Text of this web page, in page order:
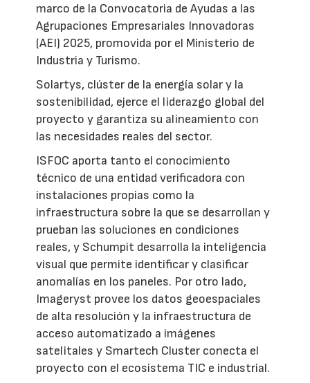
marco de la Convocatoria de Ayudas a las
Agrupaciones Empresariales Innovadoras
(AEI) 2025, promovida por el Ministerio de
Industria y Turismo.
Solartys, clúster de la energía solar y la
sostenibilidad, ejerce el liderazgo global del
proyecto y garantiza su alineamiento con
las necesidades reales del sector.
ISFOC aporta tanto el conocimiento
técnico de una entidad verificadora con
instalaciones propias como la
infraestructura sobre la que se desarrollan y
prueban las soluciones en condiciones
reales, y Schumpit desarrolla la inteligencia
visual que permite identificar y clasificar
anomalías en los paneles. Por otro lado,
Imageryst provee los datos geoespaciales
de alta resolución y la infraestructura de
acceso automatizado a imágenes
satelitales y Smartech Cluster conecta el
proyecto con el ecosistema TIC e industrial.